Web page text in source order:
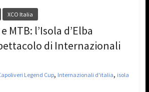
XCO Italia
MTB: l’Isola d’Elba
di Internazionali
Legend Cup, Internazionali d'italia, isola